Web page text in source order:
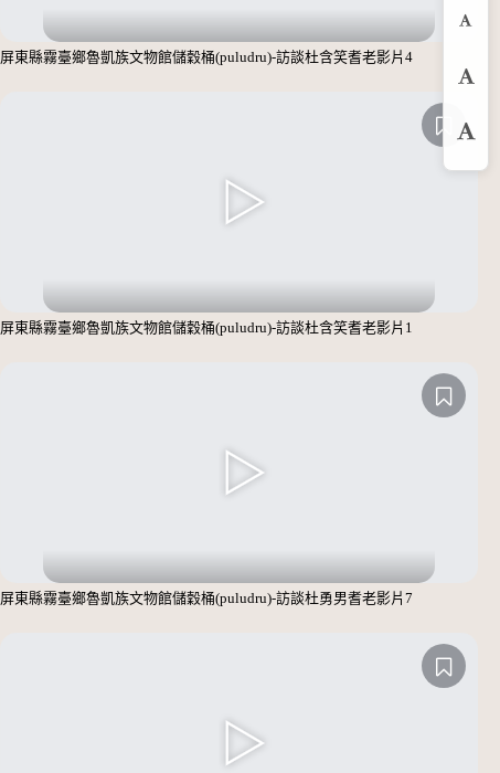
屏東縣霧臺鄉魯凱族文物館儲穀桶(puludru)-訪談杜含笑耆老影片4
屏東縣霧臺鄉魯凱族文物館儲穀桶(puludru)-訪談杜含笑耆老影片1
屏東縣霧臺鄉魯凱族文物館儲穀桶(puludru)-訪談杜勇男耆老影片7
放